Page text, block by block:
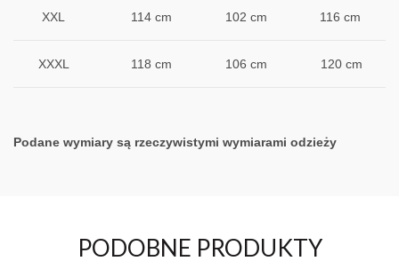
XXL 114 cm 102 cm 116 cm
XXXL 118 cm 106 cm 120 cm
Podane wymiary są rzeczywistymi wymiarami odzieży
PODOBNE PRODUKTY